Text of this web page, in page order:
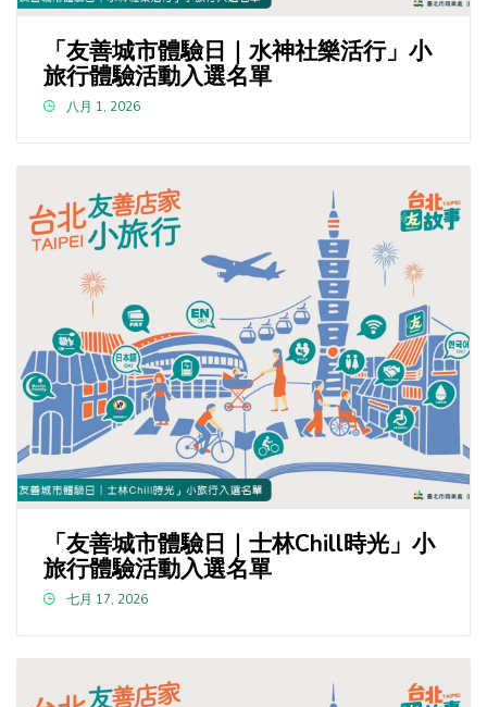
「友善城市體驗日｜水神社樂活行」小
旅行體驗活動入選名單
八月 1, 2026
「友善城市體驗日｜士林Chill時光」小
旅行體驗活動入選名單
七月 17, 2026